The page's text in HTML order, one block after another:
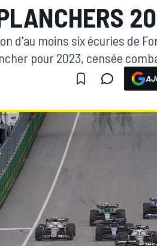
d'au moins six écuries de
pour 2023, censée